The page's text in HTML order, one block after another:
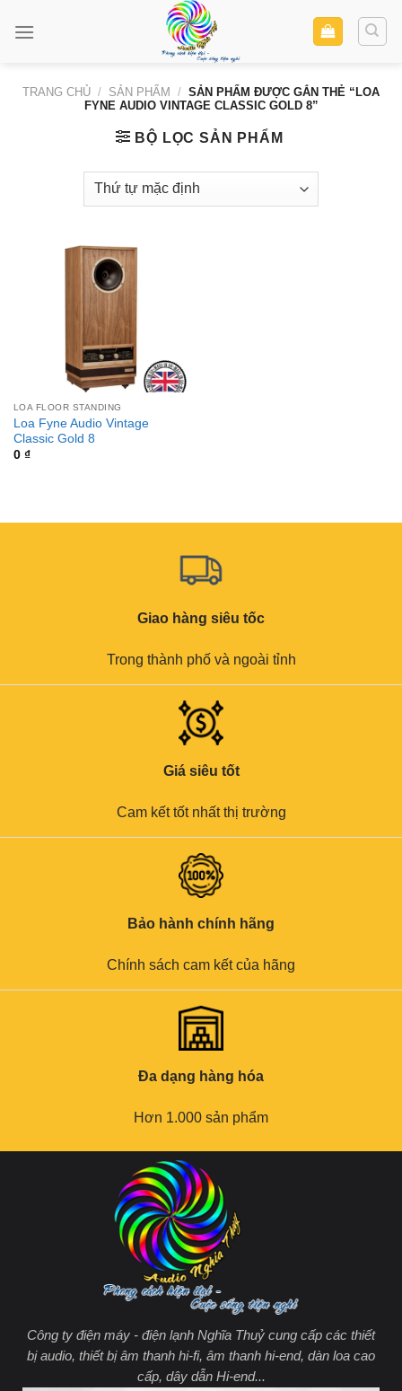
TRANG CHỦ / SẢN PHẨM / SẢN PHẨM ĐƯỢC GẮN THẺ “LOA
FYNE AUDIO VINTAGE CLASSIC GOLD 8”
BỘ LỌC SẢN PHẨM
LOA FLOOR STANDING
Loa Fyne Audio Vintage
Classic Gold 8
0 ₫
Giao hàng siêu tốc
Trong thành phố và ngoài tỉnh
Giá siêu tốt
Cam kết tốt nhất thị trường
Bảo hành chính hãng
Chính sách cam kết của hãng
Đa dạng hàng hóa
Hơn 1.000 sản phẩm
Công ty điện máy - điện lạnh Nghĩa Thuỷ cung cấp các thiết
bị audio, thiết bị âm thanh hi-fi, âm thanh hi-end, dàn loa cao
cấp, dây dẫn Hi-end...